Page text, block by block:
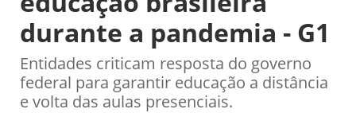
durante a pandemia - G1
Entidades criticam resposta do governo
federal para garantir educação a distância
e volta das aulas presenciais.